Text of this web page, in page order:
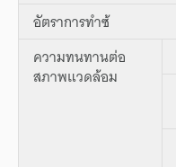
อัตราการทำซ้
ความทนทานต่อ
สภาพแวดล้อม